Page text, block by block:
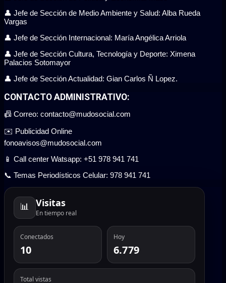
👤 Jefe de Sección de Medio Ambiente y Salud: Alba Rueda
Vargas
👤 Jefe de Sección Internacional: María Angélica Arriola
👤 Jefe de Sección Cultura, Tecnología y Deporte: Ximena
Palacios Sotomayor
👤 Jefe de Sección Actualidad: Gian Carlos Ñ Lopez.
CONTACTO ADMINISTRATIVO:
📠 Correo: contacto@mudosocial.com
✉️ Publicidad Online
fonoavisos@mudosocial.com
📱 Call center Watsapp: +51 978 941 741
📞 Temas Periodísticos Celular: 978 941 741
📊 Visitas
En tiempo real
Conectados
10
Hoy
6.779
Total vistas